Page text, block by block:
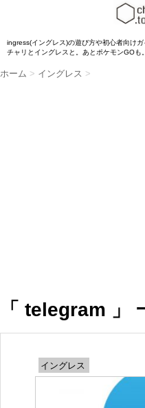
ingress(イングレス)の遊び方や初心者向け
チャリとイングレスと。あとポケモンGOも。
ホーム > イングレス >
「 telegram 」
イングレス